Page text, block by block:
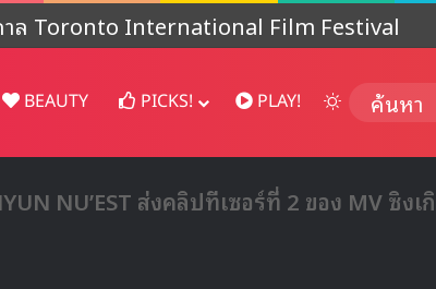
พิเศษฉลองครบรอบ 4 ปี
BEAUTY PICKS! PLAY! Switch skin
NU’EST ส่งคลิปทีเซอร์ที่ 2 ของ MV ซิงเ